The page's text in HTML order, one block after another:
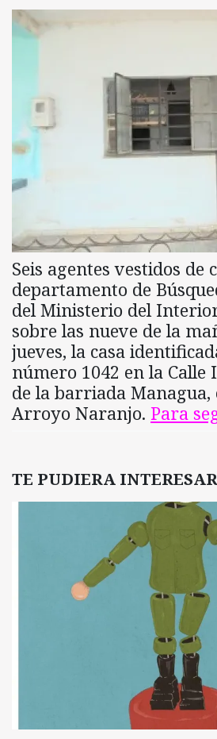
Seis agentes vestidos de
departamento de
del Ministerio del
sobre las nueve de la
jueves, la casa
número 1042 en la Calle
de la barriada
Arroyo Naranjo. Para
TE PUDIERA INTERESAR